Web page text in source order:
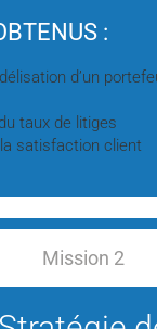
:
d’un
taux de litiges
satisfaction client
Mission 2